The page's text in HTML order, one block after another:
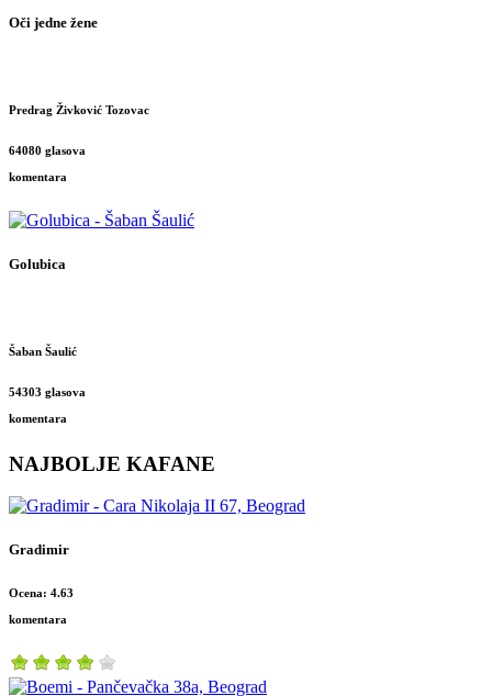
Oči jedne žene
Predrag Živković Tozovac
64080 glasova
komentara
Golubica
Šaban Šaulić
54303 glasova
komentara
NAJBOLJE KAFANE
Gradimir
Ocena: 4.63
komentara